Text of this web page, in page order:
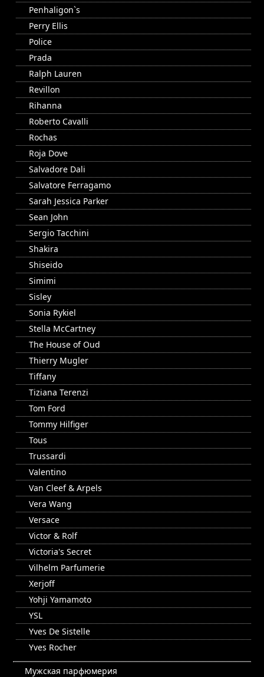
Penhaligon`s
Perry Ellis
Police
Prada
Ralph Lauren
Revillon
Rihanna
Roberto Cavalli
Rochas
Roja Dove
Salvadore Dali
Salvatore Ferragamo
Sarah Jessica Parker
Sean John
Sergio Tacchini
Shakira
Shiseido
Simimi
Sisley
Sonia Rykiel
Stella McCartney
The House of Oud
Thierry Mugler
Tiffany
Tiziana Terenzi
Tom Ford
Tommy Hilfiger
Tous
Trussardi
Valentino
Van Cleef & Arpels
Vera Wang
Versace
Victor & Rolf
Victoria's Secret
Vilhelm Parfumerie
Xerjoff
Yohji Yamamoto
YSL
Yves De Sistelle
Yves Rocher
Мужская парфюмерия